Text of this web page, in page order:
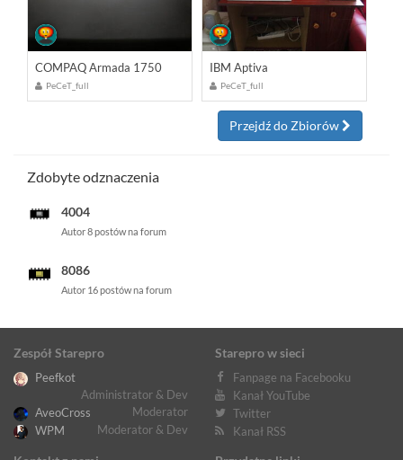
COMPAQ Armada 1750
PeCeT_full
IBM Aptiva
PeCeT_full
Przejdź do Zbiorów
Zdobyte odznaczenia
4004
Autor 8 postów na forum
8086
Autor 16 postów na forum
Zespół Starepro
Peefkot
Administrator & Dev
AveoCross
Moderator
WPM
Moderator & Dev
Starepro w sieci
Fanpage na Facebooku
Kanał YouTube
Twitter
Kanał RSS